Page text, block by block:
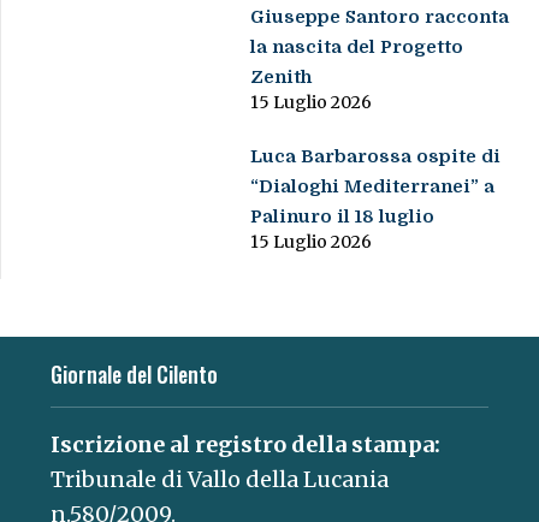
Giuseppe Santoro racconta
la nascita del Progetto
Zenith
15 Luglio 2026
Luca Barbarossa ospite di
“Dialoghi Mediterranei” a
Palinuro il 18 luglio
15 Luglio 2026
Giornale del Cilento
Iscrizione al registro della stampa:
Tribunale di Vallo della Lucania
n.580/2009.